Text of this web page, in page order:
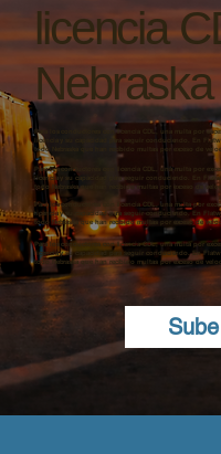
licencia
Nebraska
Para los conductores con licencia CDL, una multa por
licencia y su capacidad para seguir conduciendo. En
todo Nebraska que han recibido multas por exceso de
Para los conductores con licencia CDL, una multa por
licencia y su capacidad para seguir conduciendo. En
todo Nebraska que han recibido multas por exceso de
Para los conductores con licencia CDL, una multa por
licencia y su capacidad para seguir conduciendo. En
todo Nebraska que han recibido multas por exceso de
Para los conductores con licencia CDL, una multa por
licencia y su capacidad para seguir conduciendo. En
todo Nebraska que han recibido multas por exceso de